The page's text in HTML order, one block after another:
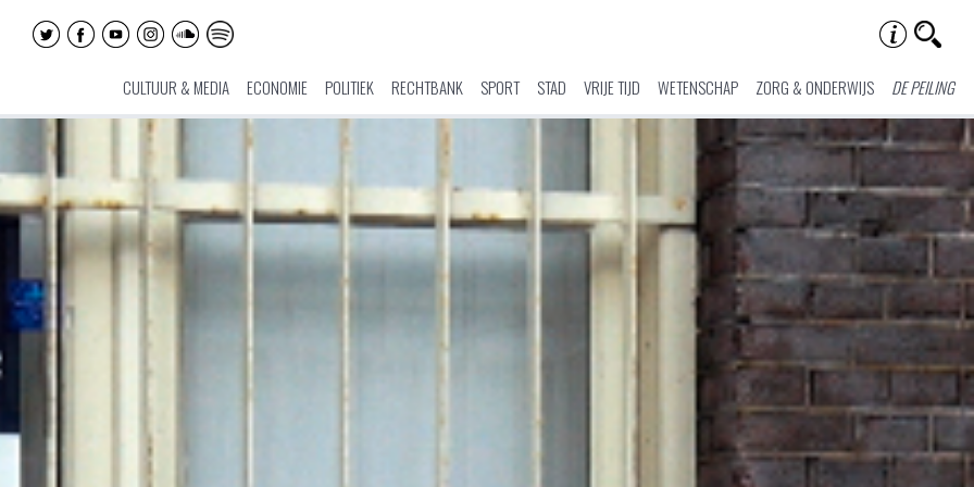
CULTUUR & MEDIA ECONOMIE POLITIEK RECHTBANK SPORT STAD VRIJE TIJD WETENSCHAP ZORG & ONDERWIJS DE PEILING